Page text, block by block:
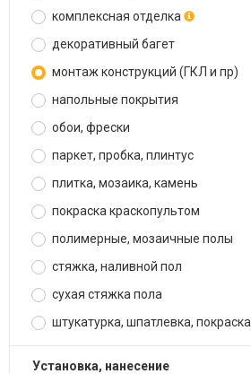
комплексная отделка
декоративный багет
монтаж конструкций (ГКЛ и пр)
напольные покрытия
обои, фрески
паркет, пробка, плинтус
плитка, мозаика, камень
покраска краскопультом
полимерные, мозаичные полы
стяжка, наливной пол
сухая стяжка пола
штукатурка, шпатлевка, покраска
установка, нанесение